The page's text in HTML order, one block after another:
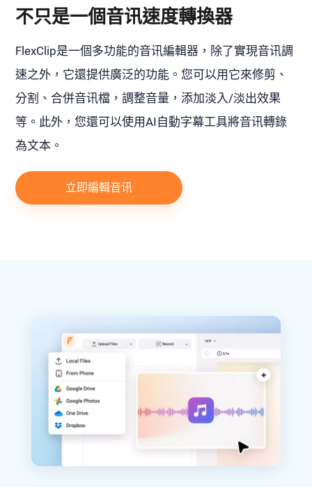
不只是一個音讯速度轉換器
FlexClip是一個多功能的音讯編輯器，除了實現音讯調
速之外，它還提供廣泛的功能。您可以用它來修剪、
分割、合併音讯檔，調整音量，添加淡入/淡出效果
等。此外，您還可以使用AI自動字幕工具將音讯轉錄
為文本。
立即編輯音讯